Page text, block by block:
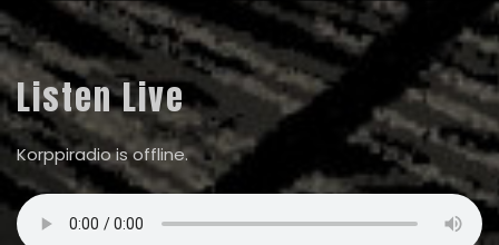
Listen Live
Korppiradio is offline.